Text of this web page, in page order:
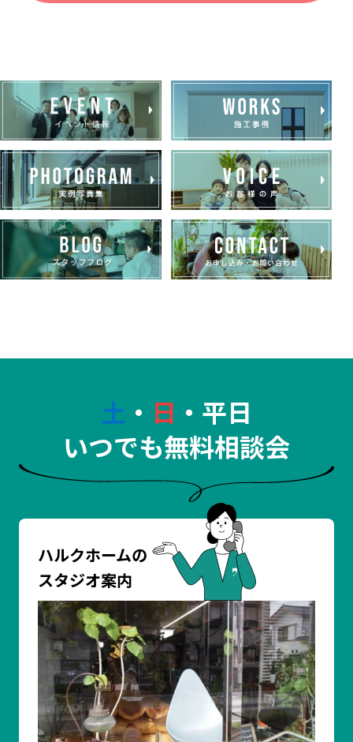
土 ・ 日 ・平日
いつでも無料相談会
ハルクホームの
スタジオ案内